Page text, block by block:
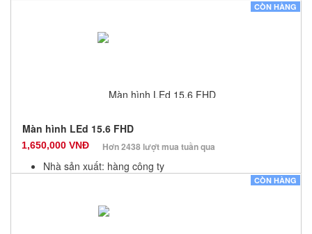
Số lượng: 20
CÒN HÀNG
Màn hình LEd 15.6 FHD
1,650,000 VNĐ Hơn 2438 lượt mua tuần qua
Nhà sản xuất: hàng công ty
Số lượng: 20
CÒN HÀNG